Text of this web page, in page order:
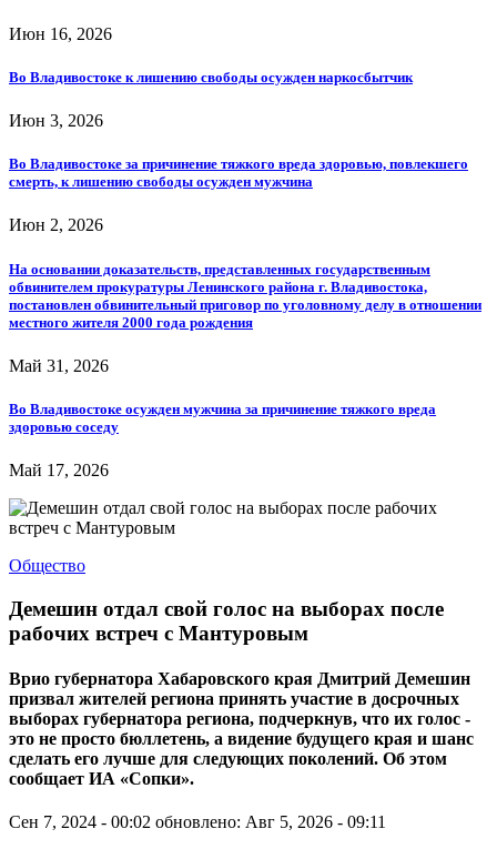
Июн 16, 2026
Во Владивостоке к лишению свободы осужден наркосбытчик
Июн 3, 2026
Во Владивостоке за причинение тяжкого вреда здоровью, повлекшего
смерть, к лишению свободы осужден мужчина
Июн 2, 2026
На основании доказательств, представленных государственным
обвинителем прокуратуры Ленинского района г. Владивостока,
постановлен обвинительный приговор по уголовному делу в отношении
местного жителя 2000 года рождения
Май 31, 2026
Во Владивостоке осужден мужчина за причинение тяжкого вреда
здоровью соседу
Май 17, 2026
Общество
Демешин отдал свой голос на выборах после
рабочих встреч с Мантуровым
Врио губернатора Хабаровского края Дмитрий Демешин
призвал жителей региона принять участие в досрочных
выборах губернатора региона, подчеркнув, что их голос -
это не просто бюллетень, а видение будущего края и шанс
сделать его лучше для следующих поколений. Об этом
сообщает ИА «Сопки».
Сен 7, 2024 - 00:02 обновлено: Авг 5, 2026 - 09:11